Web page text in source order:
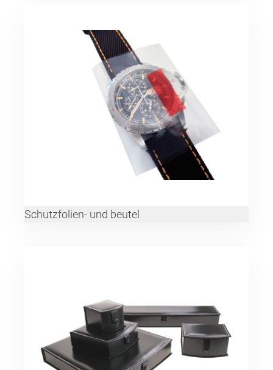
Schutzfolien- und beutel